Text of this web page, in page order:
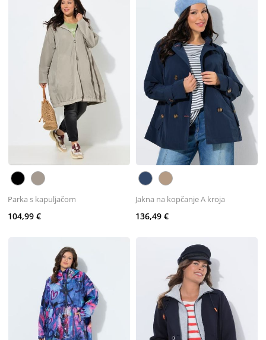
Parka s kapuljačom
104,99 €
Jakna na kopčanje A kroja
136,49 €